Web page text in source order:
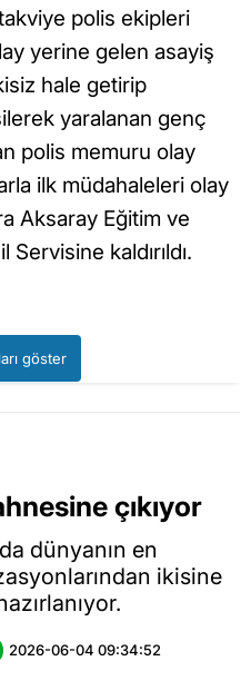
polis ekipleri
yerine gelen asayiş
hale getirip
yaralanan genç
polis memuru olay
ilk müdahaleleri olay
Aksaray Eğitim ve
kaldırıldı.
göster
çıkıyor
dünyanın en
ikisine
2026-06-04 09:34:52